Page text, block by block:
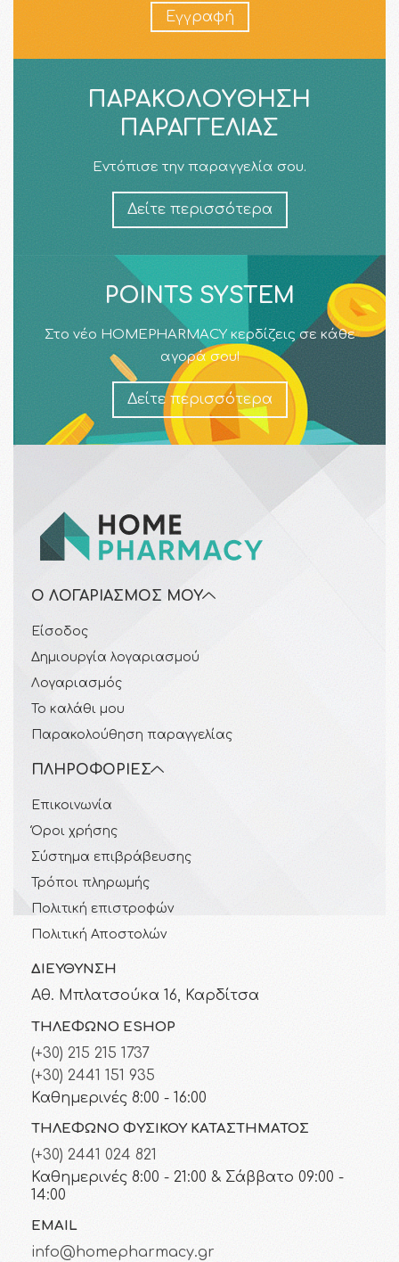
Εγγραφή
ΠΑΡΑΚΟΛΟΎΘΗΣΗ
ΠΑΡΑΓΓΕΛΊΑΣ
Εντόπισε την παραγγελία σου.
Δείτε περισσότερα
POINTS SYSTEM
Στο νέο HOMEPHARMACY κερδίζεις σε κάθε
αγορά σου!
Δείτε περισσότερα
Ο ΛΟΓΑΡΙΑΣΜΌΣ ΜΟΥ
Είσοδος
Δημιουργία λογαριασμού
Λογαριασμός
Το καλάθι μου
Παρακολούθηση παραγγελίας
ΠΛΗΡΟΦΟΡΊΕΣ
Επικοινωνία
Όροι χρήσης
Σύστημα επιβράβευσης
Τρόποι πληρωμής
Πολιτική επιστροφών
Πολιτική Αποστολών
ΔΙΕΎΘΥΝΣΗ
Αθ. Μπλατσούκα 16, Καρδίτσα
ΤΗΛΈΦΩΝΟ ESHOP
(+30) 215 215 1737
(+30) 2441 151 935
Καθημερινές 8:00 - 16:00
ΤΗΛΈΦΩΝΟ ΦΥΣΙΚΟΎ ΚΑΤΑΣΤΉΜΑΤΟΣ
(+30) 2441 024 821
Καθημερινές 8:00 - 21:00 & Σάββατο 09:00 -
14:00
EMAIL
info@homepharmacy.gr